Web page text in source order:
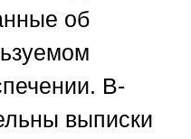
об
В-
выписки